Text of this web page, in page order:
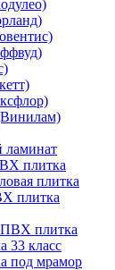
плитка
плитка
плитка
плитка
33 класс
под мрамор